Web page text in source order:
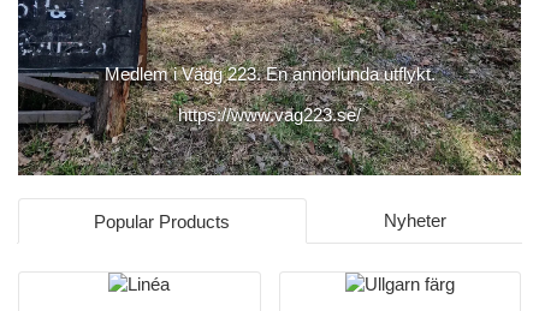
Medlem i Vägg 223. En annorlunda utflykt.
https://www.vag223.se/
Popular Products Nyheter